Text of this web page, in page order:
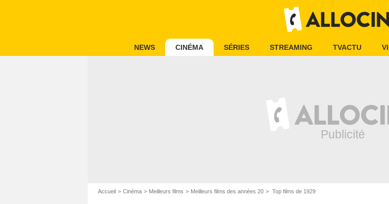
NEWS CINÉMA SÉRIES STREAMING TVACTU
Accueil Cinéma Meilleurs films Meilleurs films des années 20 Top films de 1929